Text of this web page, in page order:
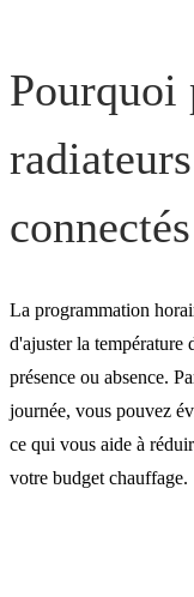
Pourquoi
La programmation
d'ajuster la température
présence ou absence.
journée, vous pouvez
ce qui vous aide à
votre budget chauffage.